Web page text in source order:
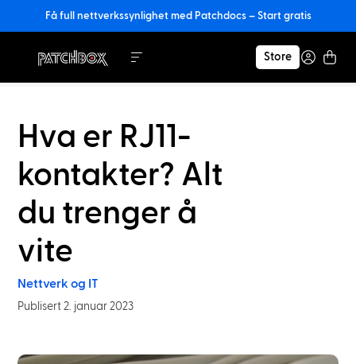
Få full nettverkssynlighet med Patchdocs – Start gratis
Store
Hva er RJ11-
kontakter? Alt
du trenger å
vite
Nettverk og IT
Publisert 2. januar 2023